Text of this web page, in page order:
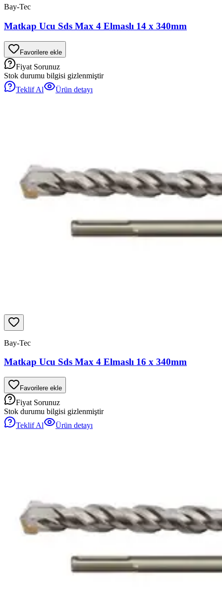
Bay-Tec
Matkap Ucu Sds Max 4 Elmaslı 14 x 340mm
Favorilere ekle
Fiyat Sorunuz
Stok durumu bilgisi gizlenmiştir
Teklif Al
Ürün detayı
Bay-Tec
Matkap Ucu Sds Max 4 Elmaslı 16 x 340mm
Favorilere ekle
Fiyat Sorunuz
Stok durumu bilgisi gizlenmiştir
Teklif Al
Ürün detayı